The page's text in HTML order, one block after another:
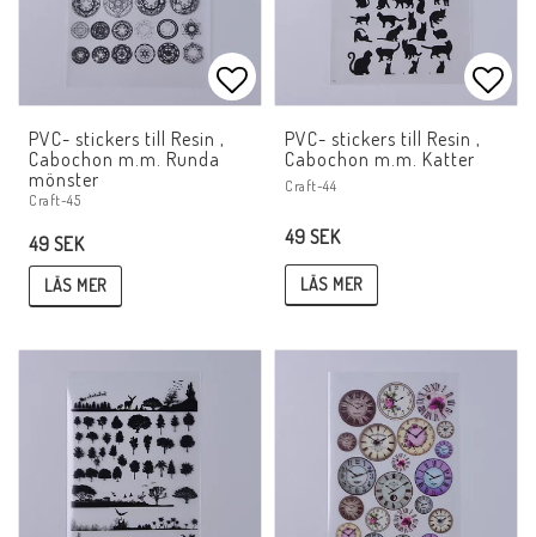
Lägg till i favoritlistan
PVC- stickers till Resin ,
Cabochon m.m. Runda
mönster
Craft-45
49 SEK
LÄS MER
PVC- stickers till Resin ,
Cabochon m.m. Katter
Craft-44
49 SEK
LÄS MER